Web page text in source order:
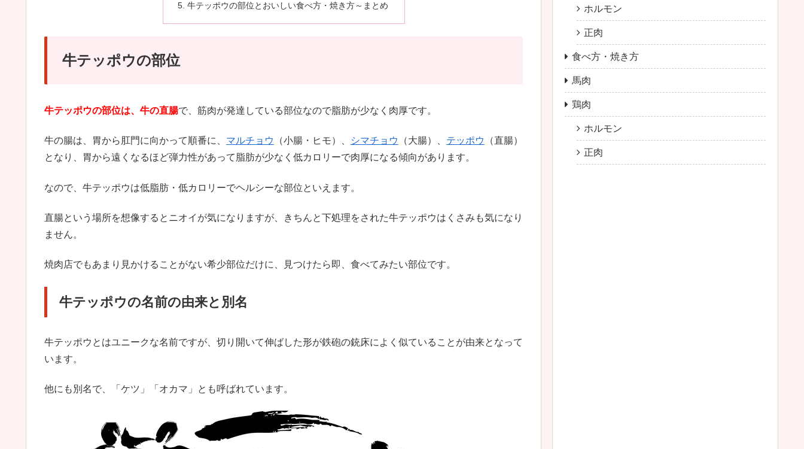
牛テッポウの部位とおいしい食べ方・焼き方～まとめ
牛テッポウの部位
牛テッポウの部位は、牛の直腸で、筋肉が発達している部位なので脂肪が少なく肉厚です。
牛の腸は、胃から肛門に向かって順番に、 マルチョウ （小腸・ヒモ）、 シマチョウ （大腸）、 テッポウ
（直腸）
となり、胃から遠くなるほど弾力性があって脂肪が少なく低カロリーで肉厚になる傾向があります。
なので、牛テッポウは低脂肪・低カロリーでヘルシーな部位といえます。
直腸という場所を想像するとニオイが気になりますが、きちんと下処理をされた牛テッポウはくさみも気になり
ません。
焼肉店でもあまり見かけることがない希少部位だけに、見つけたら即、食べてみたい部位です。
牛テッポウの名前の由来と別名
牛テッポウとはユニークな名前ですが、切り開いて伸ばした形が鉄砲の銃床によく似ていることが由来となって
います。
他にも別名で、「ケツ」「オカマ」とも呼ばれています。
ホルモン
正肉
食べ方・焼き方
馬肉
鶏肉
ホルモン
正肉